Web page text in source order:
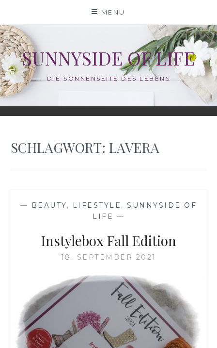
content
MENU
SUNNYSIDE OF LIFE
DIE SONNENSEITE DES LEBENS
SCHLAGWORT:LAVERA
— BEAUTY, LIFESTYLE ,SUNNYSIDE OF
LIFE —
Instylebox Fall Edition
18. SEPTEMBER 2021